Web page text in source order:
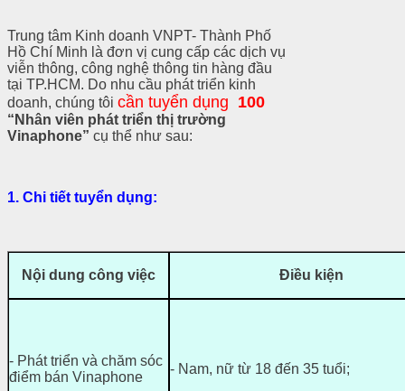
Trung tâm Kinh doanh VNPT- Thành Phố
Hồ Chí Minh là đơn vị cung cấp các dịch vụ
viễn thông, công nghệ thông tin hàng đầu
tại TP.HCM. Do nhu cầu phát triển kinh
doanh, chúng tôi cần tuyển dụng 100
“Nhân viên phát triển thị trường
Vinaphone” cụ thể như sau:
1. Chi tiết tuyển dụng:
Nội dung công việc Điều kiện
- Phát triển và chăm sóc
điểm bán Vinaphone
- Nam, nữ từ 18 đến 35 tuổi;